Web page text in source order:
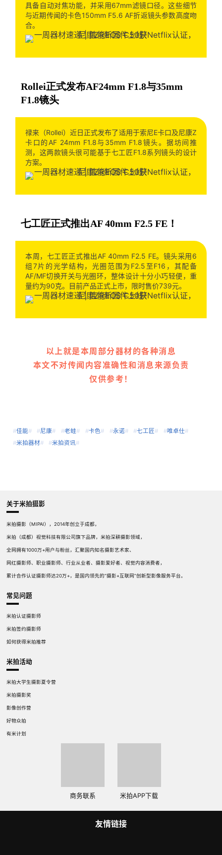
具备自动对焦功能，并采用67mm滤镜口径。这些细节
与近期传闻的卡色150mm F5.6 AF折返镜头参数高度吻
合。
Rollei正式发布AF24mm F1.8与35mm
F1.8镜头
禄来（Rollei）近日正式发布了适用于索尼E卡口及尼康Z
卡口的AF 24mm F1.8与35mm F1.8镜头。据坊间推
测，这两款镜头很可能基于七工匠F1.8系列镜头的设计
方案。
七工匠正式推出AF 40mm F2.5 FE！
本周，七工匠正式推出AF 40mm F2.5 FE。镜头采用6
组7片的光学结构，光圈范围为F2.5至F16，其配备
AF/MF切换开关与光圈环，整体设计十分小巧轻便，重
量约为90克。目前产品正式上市，限时售价739元。
以上就是本周部分器材的各种消息
本文不对传闻内容准确性和消息来源负责
仅供参考！
#佳能# #尼康# #老蛙# #卡色# #永诺# #七工匠# #唯卓仕#
#米拍器材# #米拍资讯#
关于米拍摄影
米拍摄影（MIPAI），2014年创立于成都，
米拍（成都）视觉科技有限公司旗下品牌，米拍深耕摄影领域，
全网拥有1000万+用户与粉丝，汇聚国内知名摄影艺术家、
网红摄影师、职业摄影师、行业从业者、摄影爱好者、视觉内容消费者，
累计合作认证摄影师达20万+，是国内领先的“摄影+互联网”创新型影像服务平台。
常见问题
米拍认证摄影师
米拍签约摄影师
如何获得米拍推荐
米拍活动
米拍大学生摄影夏令营
米拍摄影奖
影像创作营
好物众拍
有米计划
商务联系 米拍APP下载
友情链接